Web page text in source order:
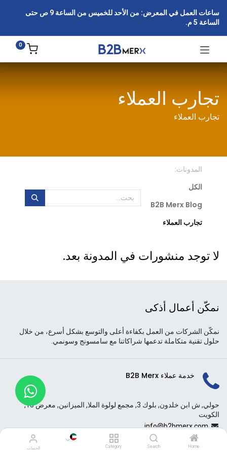
Home
Search
Category الحساب
ساعات العمل في المعرض: من الأحد للخميس من الساعة 9 ص حتى
الساعة 5 م.
0
تجارب العملاء
تجارب العملاء
المدونات:
الكل
B2B Merx Blog
تجارب العملاء
لا توجد منشورات في المدونة بعد.
نمكّن أعمال أذكى
نمكّن الشركات من العمل بكفاءة أعلى والتوسع بشكل أسرع، من خلال
حلول تقنية متكاملة تدعمها شراكاتنا مع سامسونج وسونمي.
خدمة عملاء B2B Merx
حولي, ش ابن خلدون, بلوك 3, مجمع لولوة الملا, الميزانين, معرض 13,
الكويت
info@b2bmerx.com
+965 9888 6416